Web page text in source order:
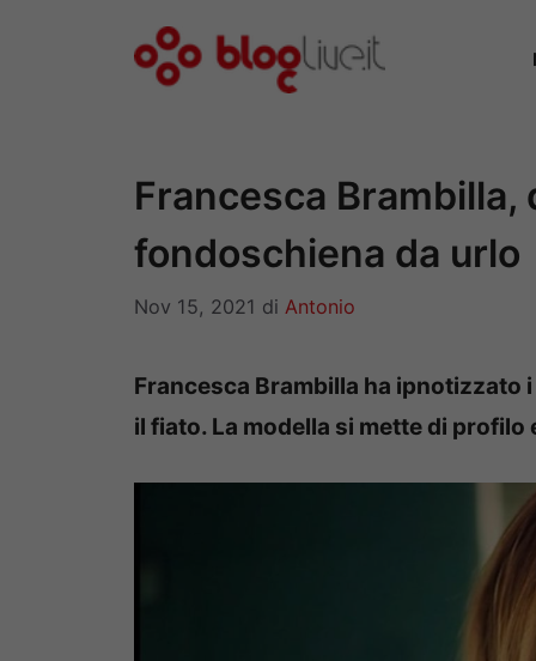
Francesca
fondoschiena da urlo
Nov 15, 2021 di Antonio
Francesca Brambilla ha ipnotizzato
il fiato. La modella si mette di profilo